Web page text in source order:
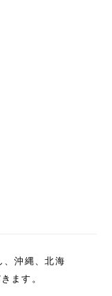
、沖縄、北海
ます。